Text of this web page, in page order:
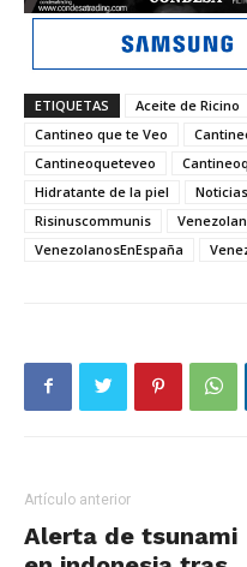
ETIQUETAS Aceite de Ricino
Cantineo que te Veo
Cantineoqueteveo
Hidratante de la piel
Risinuscommunis
VenezolanosEnEspaña
Artículo anterior
Alerta de tsunami